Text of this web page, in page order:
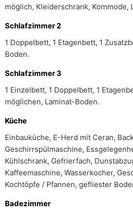
möglich, Kleiderschrank, Kommode,
Schlafzimmer 2
1 Doppelbett, 1 Etagenbett, 1
Boden.
Schlafzimmer 3
1 Einzelbett, 1 Doppelbett, 1
möglichen, Laminat-Boden.
Küche
Einbauküche, E-Herd mit Ceran,
Geschirrspülmaschine,
Kühlschrank, Gefrierfach,
Kaffeemaschine, Wasserkocher,
Kochtöpfe / Pfannen, gefliester
Badezimmer